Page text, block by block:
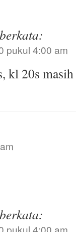
berkata:
pukul 4:00 am
kl 20s
berkata:
pukul 4:00 am